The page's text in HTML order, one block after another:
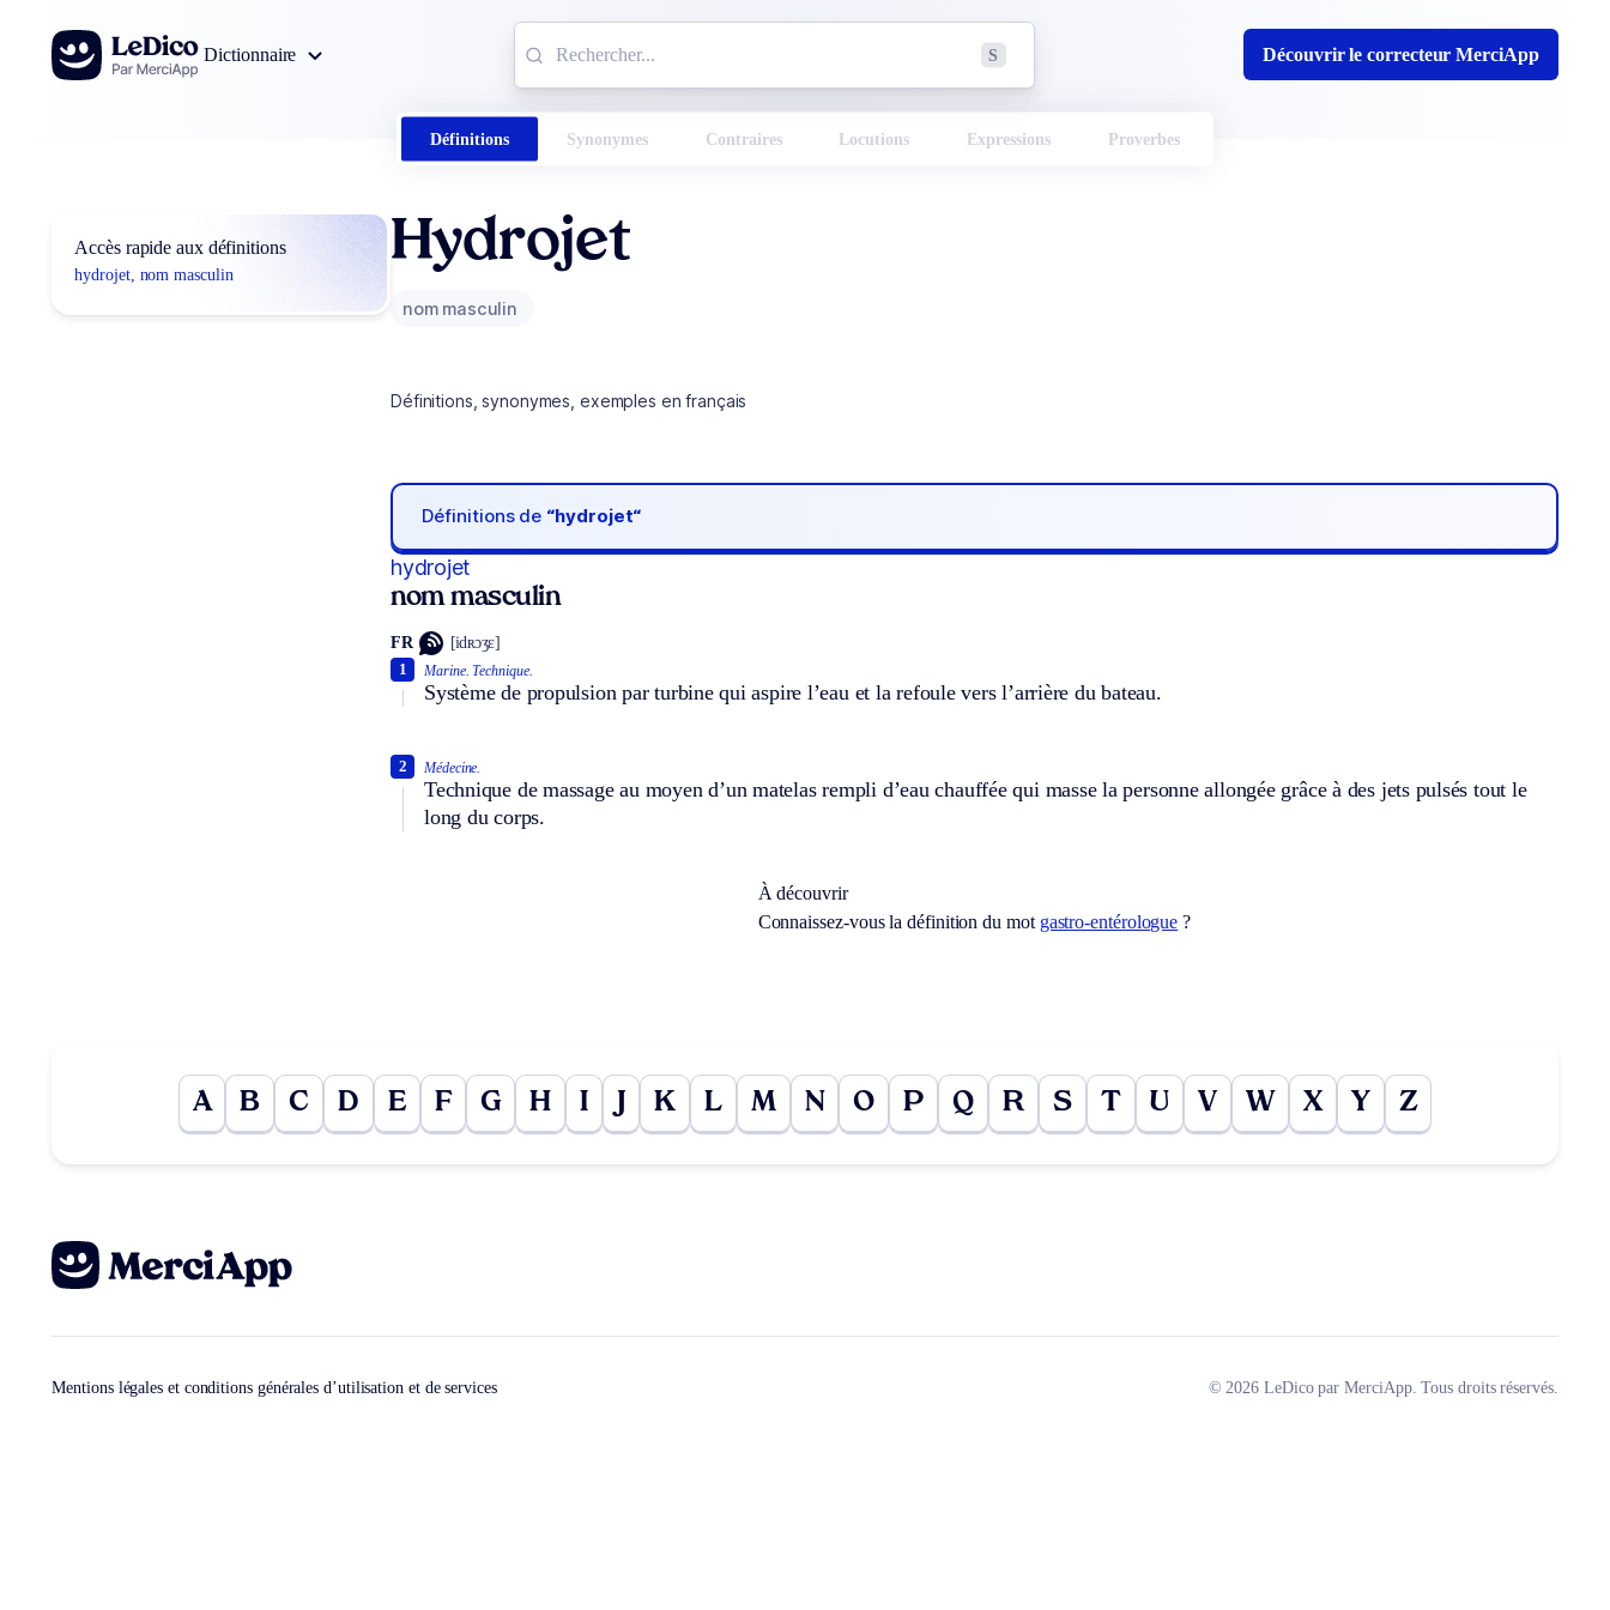
Aller au contenu
Dictionnaire
S Découvrir le correcteur MerciApp
Définitions Synonymes Contraires Locutions Expressions Proverbes
Accès rapide aux définitions
hydrojet, nom masculin
Hydrojet
nom masculin
Définitions, synonymes, exemples en français
Définitions de “hydrojet“
hydrojet
nom masculin
FR [idʀɔʒɛ]
Marine. Technique.
Système de propulsion par turbine qui aspire l’eau et la refoule vers l’arrière du bateau.
1
Médecine.
Technique de massage au moyen d’un matelas rempli d’eau chauffée qui masse la personne allongée grâce à des jets pulsés tout le
long du corps.
2
À découvrir
Connaissez-vous la définition du mot gastro-entérologue ?
A B C D E F G H I K L M N O P Q R S T U V W X Y Z
Mentions légales et conditions générales d’utilisation et de services © 2026 LeDico par MerciApp. Tous droits réservés.